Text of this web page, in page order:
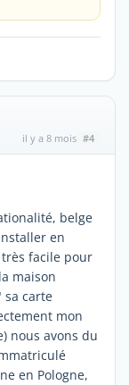
il y a 8 mois #4
belge
en
très facile pour
maison
sa carte
mon
nous avons du
en Pologne,